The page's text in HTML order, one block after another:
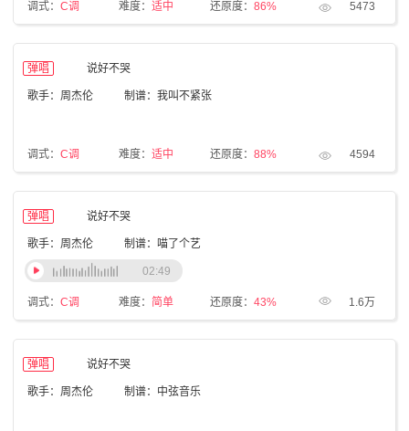
调式： C调 难度： 适中 还原度： 86% 5473
弹唱 说好不哭
歌手：周杰伦 制谱：我叫不紧张
调式： C调 难度： 适中 还原度： 88% 4594
弹唱 说好不哭
歌手：周杰伦 制谱：喵了个艺
调式： C调 难度： 简单 还原度： 43% 1.6万
02:49
弹唱 说好不哭
歌手：周杰伦 制谱：中弦音乐